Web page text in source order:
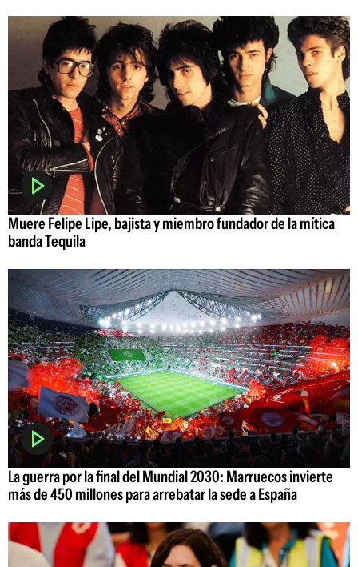
Muere Felipe Lipe, bajista y miembro fundador de la mítica
banda Tequila
La guerra por la final del Mundial 2030: Marruecos invierte
más de 450 millones para arrebatar la sede a España